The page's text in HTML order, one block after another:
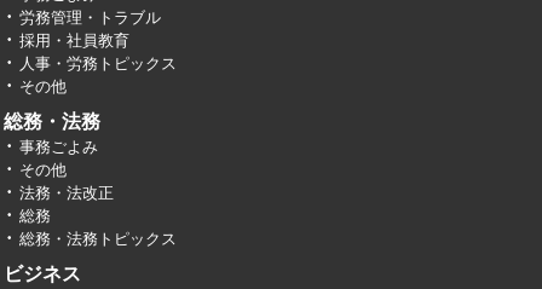
労務管理・トラブル
採用・社員教育
人事・労務トピックス
その他
総務・法務
事務ごよみ
その他
法務・法改正
総務
総務・法務トピックス
ビジネス